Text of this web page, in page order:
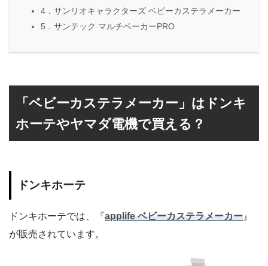
4．サンリオキャラクターズ ベビーカステラメーカー
5．サンテック マルチベーカーPRO
「ベビーカステラメーカー」はドンキ
ホーテやヤマダ電機で買える？
ドンキホーテ
ドンキホーテでは、『applife ベビーカステラメーカー 』
が販売されています。